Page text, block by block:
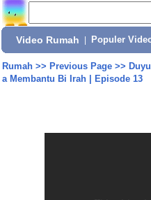
Video Rumah Populer
Rumah>> Previous Page>>
a Membantu Bi Irah | Episode 13